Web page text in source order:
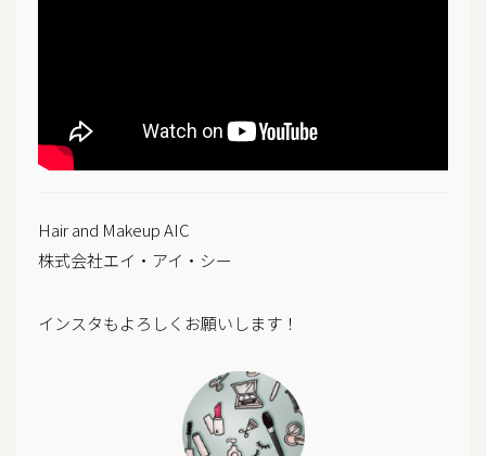
Hair and Makeup AIC
株式会社エイ・アイ・シー
インスタもよろしくお願いします！